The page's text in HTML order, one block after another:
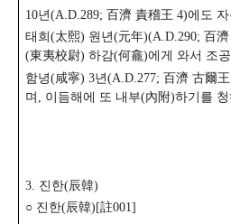
10년(A.D.289; 百濟 責稽王 4)에도
태희(太熙) 원년(元年)(A.D.290; 百
(東夷校尉) 하감(何龕)에게 와서 조
함녕(咸寧) 3년(A.D.277; 百濟 古爾
며, 이듬해에 또 내부(內附)하기를
3. 진한(辰韓)
○ 진한(辰韓)[註001]